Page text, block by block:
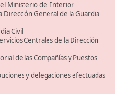
Ministerio del Interior
Dirección General de la Guardia
Civil
Centrales de la Dirección
de las Compañías y Puestos
y delegaciones efectuadas